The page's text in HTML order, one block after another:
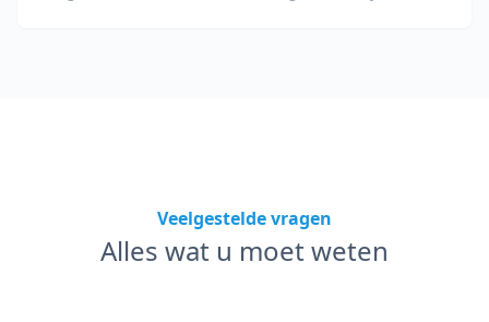
Veelgestelde vragen
Alles wat u moet weten